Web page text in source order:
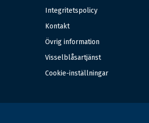
Integritetspolicy
Kontakt
Övrig information
Visselblåsartjänst
Cookie-inställningar